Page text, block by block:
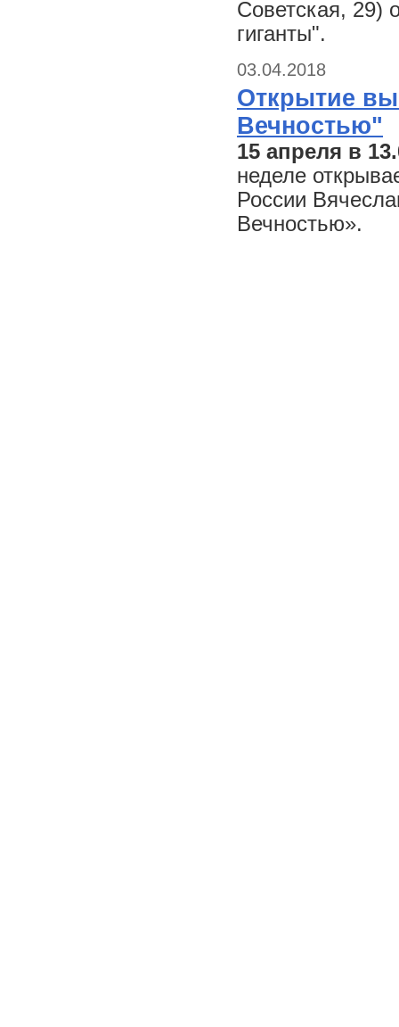
Советская, 29)
гиганты".
03.04.2018
Открытие
Вечностью"
15 апреля в
неделе
России
Вечностью».